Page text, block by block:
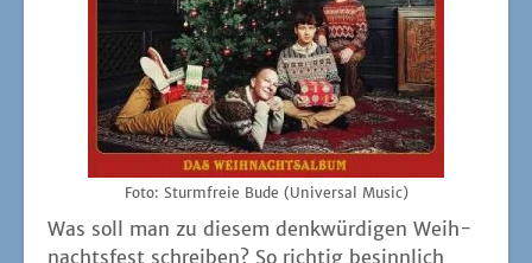
Foto: Sturm­freie Bude (Uni­ver­sal Music)
Was soll man zu die­sem denk­wür­di­gen Weih­
nachts­fest schrei­ben? So rich­tig besinn­lich